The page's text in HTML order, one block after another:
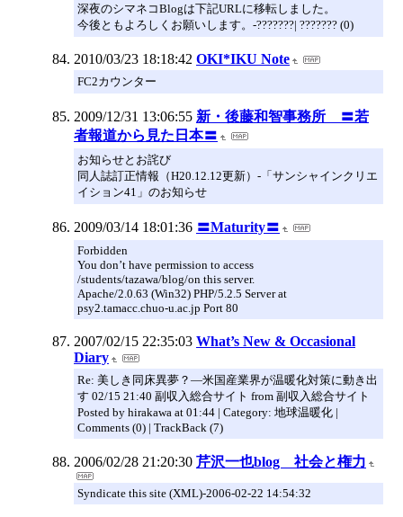
深夜のシマネコBlogは下記URLに移転しました。
今後ともよろしくお願いします。-???????| ??????? (0)
2010/03/23 18:18:42 OKI*IKU Note
FC2カウンター
2009/12/31 13:06:55 新・後藤和智事務所 〓若
者報道から見た日本〓
お知らせとお詫び
同人誌訂正情報（H20.12.12更新）-「サンシャインクリエ
イション41」のお知らせ
2009/03/14 18:01:36 〓Maturity〓
Forbidden
You don’t have permission to access
/students/tazawa/blog/on this server.
Apache/2.0.63 (Win32) PHP/5.2.5 Server at
psy2.tamacc.chuo-u.ac.jp Port 80
2007/02/15 22:35:03 What’s New & Occasional
Diary
Re: 美しき同床異夢？―米国産業界が温暖化対策に動き出
す 02/15 21:40 副収入総合サイト from 副収入総合サイト
Posted by hirakawa at 01:44 | Category: 地球温暖化 |
Comments (0) | TrackBack (7)
2006/02/28 21:20:30 芹沢一也blog 社会と権力
Syndicate this site (XML)-2006-02-22 14:54:32